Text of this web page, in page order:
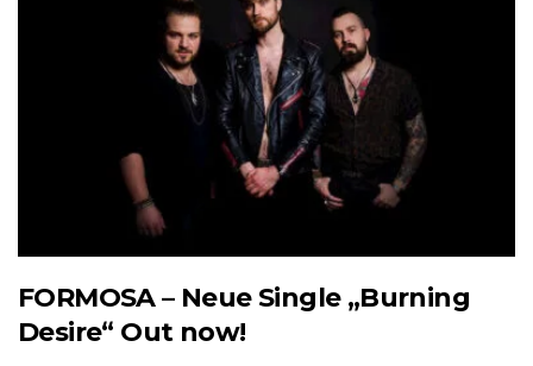
FORMOSA – Neue Single „Burning
Desire“ Out now!